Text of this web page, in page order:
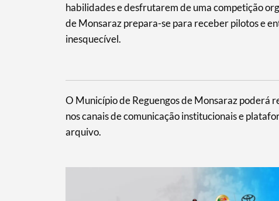
Termo de Pesquisa
habilidades e desfrutarem de uma competição
de Monsaraz prepara-se para receber pilotos e
inesquecível.
O Município de Reguengos de Monsaraz poderá
nos canais de comunicação institucionais e
arquivo.